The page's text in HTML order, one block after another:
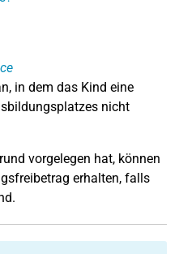
in dem das Kind eine
nicht
vorgelegen hat, können
erhalten, falls